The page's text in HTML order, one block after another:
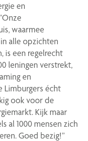
en
waarmee
alle opzichten
is een regelrecht
leningen verstrekt,
en
écht
ook voor de
Kijk maar
al 1000 mensen zich
Goed bezig!”